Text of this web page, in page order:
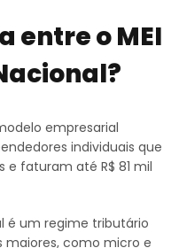
entre o MEI
empresarial
individuais que
faturam até R$ 81 mil
é um regime tributário
maiores, como micro e